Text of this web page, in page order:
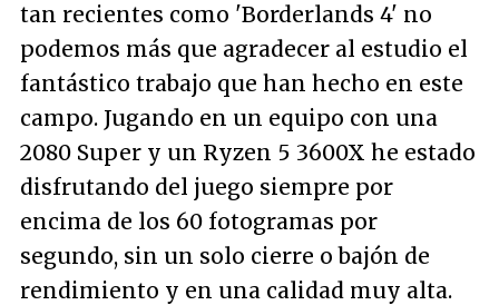
tan recientes como 'Borderlands 4' no
podemos más que agradecer al estudio el
fantástico trabajo que han hecho en este
campo. Jugando en un equipo con una
2080 Super y un Ryzen 5 3600X he estado
disfrutando del juego siempre por
encima de los 60 fotogramas por
segundo, sin un solo cierre o bajón de
rendimiento y en una calidad muy alta.